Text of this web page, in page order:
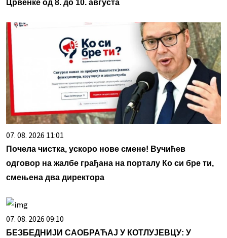
Црвенке од 8. до 10. августа
07. 08. 2026 11:01
Почела чистка, ускоро нове смене! Вучићев
одговор на жалбе грађана на порталу Ко си бре ти,
смењена два директора
07. 08. 2026 09:10
БЕЗБЕДНИЈИ САОБРАЋАЈ У КОТЛУЈЕВЦУ: У